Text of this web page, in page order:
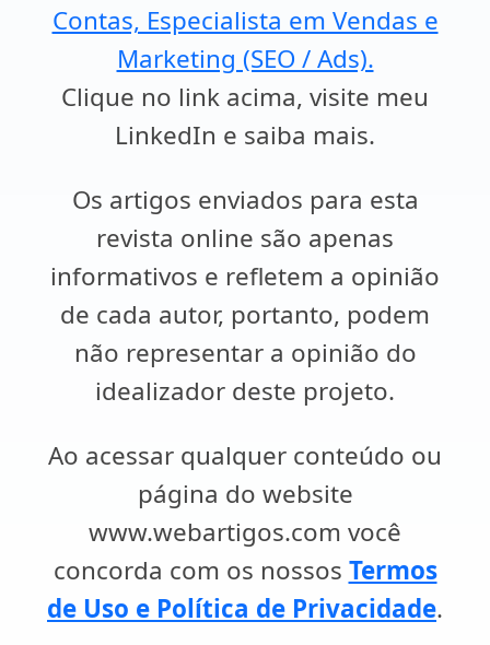
Contas, Especialista em Vendas e
Marketing (SEO / Ads).
Clique no link acima, visite meu
LinkedIn e saiba mais.
Os artigos enviados para esta
revista online são apenas
informativos e refletem a opinião
de cada autor, portanto, podem
não representar a opinião do
idealizador deste projeto.
Ao acessar qualquer conteúdo ou
página do website
www.webartigos.com você
concorda com os nossos Termos
de Uso e Política de Privacidade.